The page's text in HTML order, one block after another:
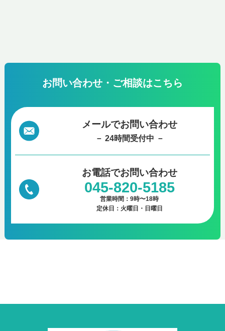
お問い合わせ・ご相談はこちら
メールでお問い合わせ
－ 24時間受付中 －
お電話でお問い合わせ
045-820-5185
営業時間：9時〜18時
定休日：火曜日・日曜日